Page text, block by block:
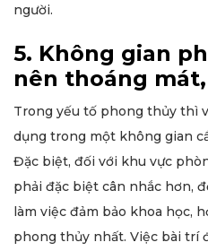
người.
5. Không gian
nên thoáng mát,
Trong yếu tố phong thủy thì
dụng trong một không gian
Đặc biệt, đối với khu vực
phải đặc biệt cân nhắc hơn,
làm việc đảm bảo khoa học,
phong thủy nhất. Việc bài trí